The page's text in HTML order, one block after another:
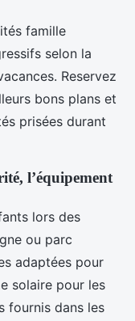
famille
selon la
Reservez
bons plans et
prisées durant
l’équipement
lors des
ou parc
adaptées pour
solaire pour les
fournis dans les